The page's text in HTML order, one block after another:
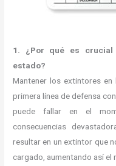
1. ¿Por qué es crucial
estado?
Mantener los extintores en
primera línea de defensa
puede fallar en el
consecuencias
resultar en un extintor que
cargado, aumentando así el